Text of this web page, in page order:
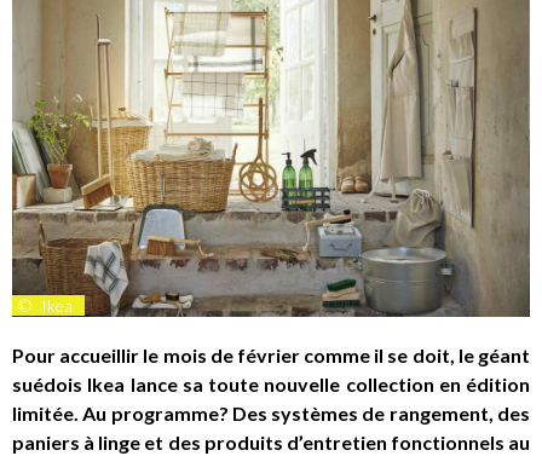
© Ikea
Pour accueillir le mois de février comme il se doit, le géant
suédois Ikea lance sa toute nouvelle collection en édition
limitée. Au programme? Des systèmes de rangement, des
paniers à linge et des produits d’entretien fonctionnels au